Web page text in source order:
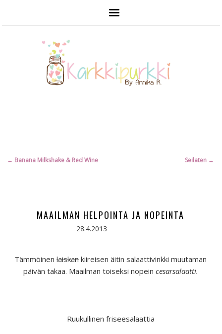
Artikkelien
← Banana Milkshake & Red Wine Seilaten →
MAAILMAN HELPOINTA JA NOPEINTA
28.4.2013
Tämmöinenlaiskan kiireisen äitin salaattivinkki muutaman
päivän takaa. Maailman toiseksi nopein cesarsalaatti.
Ruukullinen friseesalaattia